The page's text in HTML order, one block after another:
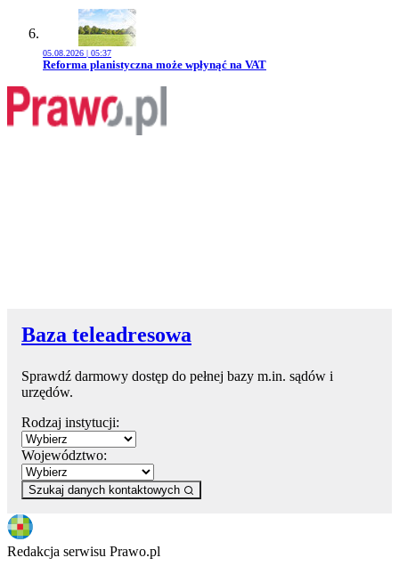
05.08.2026 | 05:37
Przejdź do artykułu:
Reforma planistyczna może wpłynąć na VAT
Baza teleadresowa
Sprawdź darmowy dostęp do pełnej bazy m.in. sądów i
urzędów.
Rodzaj instytucji:
Województwo:
Szukaj danych kontaktowych
Redakcja serwisu Prawo.pl